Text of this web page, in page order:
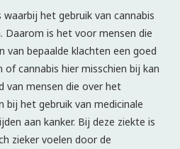
waarbij het gebruik van cannabis
is het voor mensen die
van bepaalde klachten een goed
cannabis hier misschien bij kan
van mensen die over het
bij het gebruik van medicinale
aan kanker. Bij deze ziekte is
zieker voelen door de